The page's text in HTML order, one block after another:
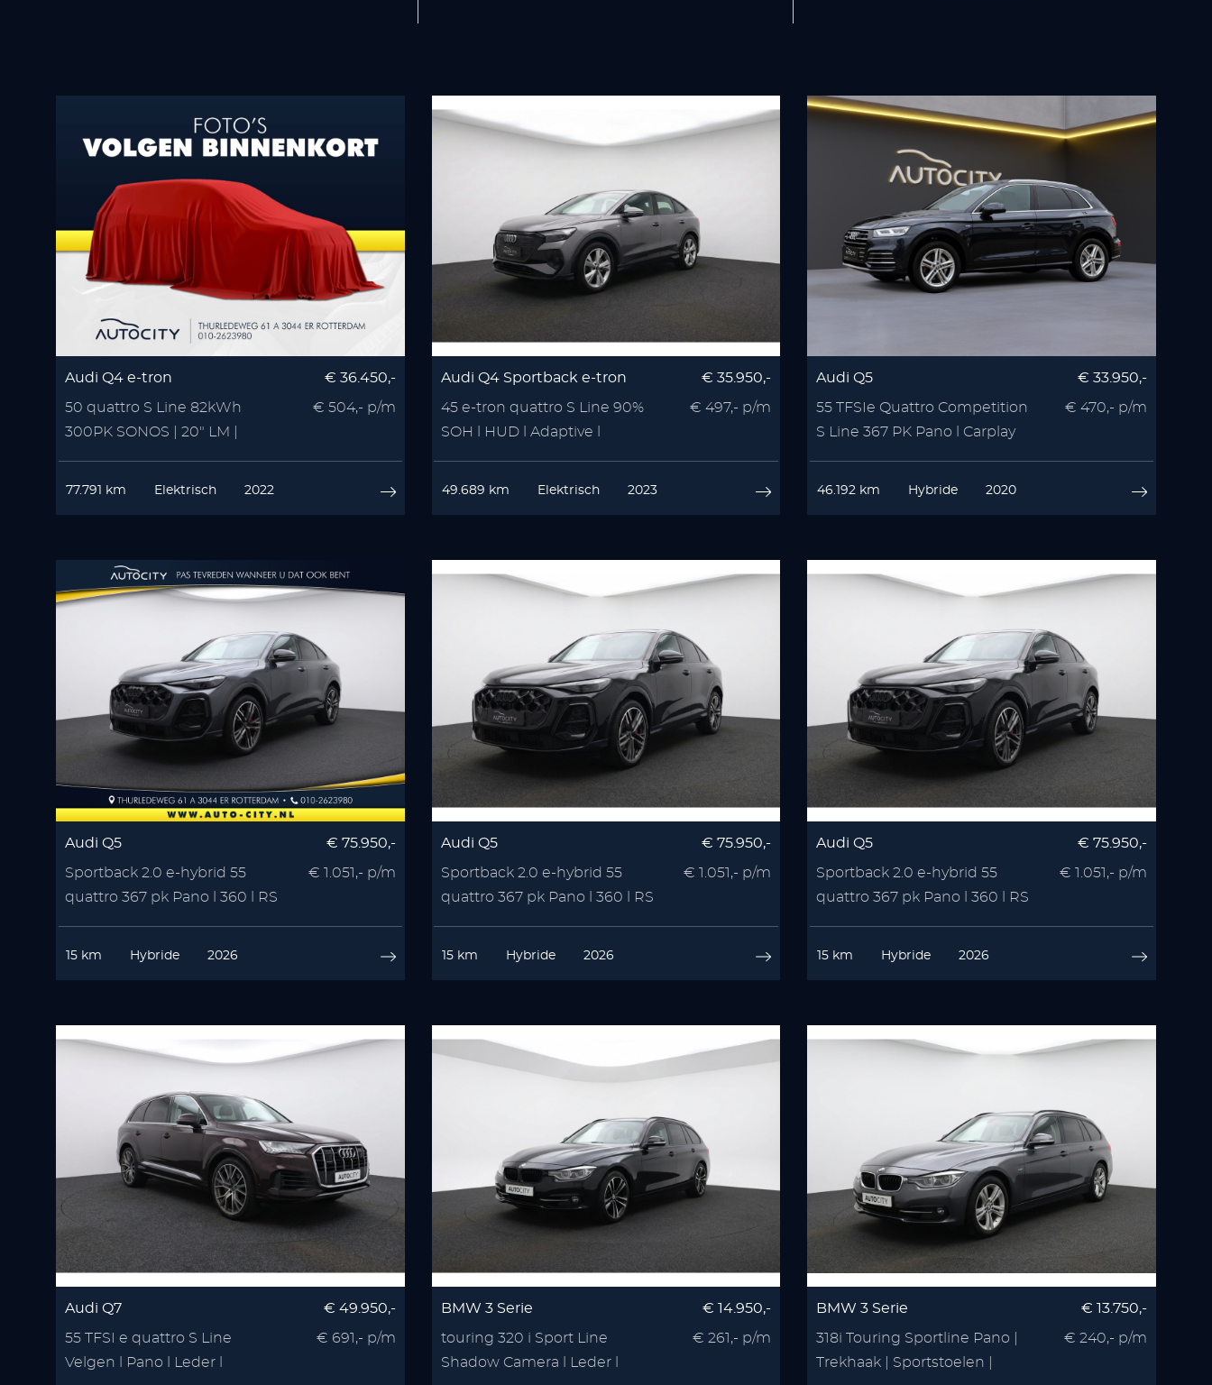
Audi Q4 e-tron
50 quattro S Line 82kWh
300PK SONOS | 20" LM |
€ 36.450,-
€ 504,- p/m
77.791 km Elektrisch 2022
Audi Q4 Sportback e-tron
45 e-tron quattro S Line 90%
SOH l HUD l Adaptive l
€ 35.950,-
€ 497,- p/m
49.689 km Elektrisch 2023
Audi Q5
55 TFSIe Quattro Competition
S Line 367 PK Pano l Carplay
€ 33.950,-
€ 470,- p/m
46.192 km Hybride 2020
Audi Q5
Sportback 2.0 e-hybrid 55
quattro 367 pk Pano l 360 l RS
€ 75.950,-
€ 1.051,- p/m
15 km Hybride 2026
Audi Q5
Sportback 2.0 e-hybrid 55
quattro 367 pk Pano l 360 l RS
€ 75.950,-
€ 1.051,- p/m
15 km Hybride 2026
Audi Q5
Sportback 2.0 e-hybrid 55
quattro 367 pk Pano l 360 l RS
€ 75.950,-
€ 1.051,- p/m
15 km Hybride 2026
Audi Q7
55 TFSI e quattro S Line
Velgen l Pano l Leder l
€ 49.950,-
€ 691,- p/m
BMW 3 Serie
touring 320 i Sport Line
Shadow Camera l Leder l
€ 14.950,-
€ 261,- p/m
BMW 3 Serie
318i Touring Sportline Pano |
Trekhaak | Sportstoelen |
€ 13.750,-
€ 240,- p/m